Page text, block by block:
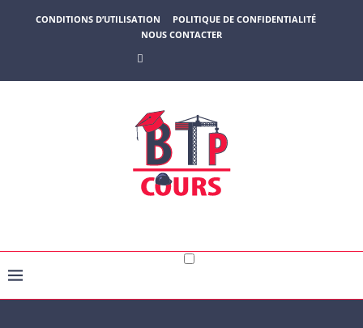
CONDITIONS D’UTILISATION
POLITIQUE DE CONFIDENTIALITÉ
NOUS CONTACTER